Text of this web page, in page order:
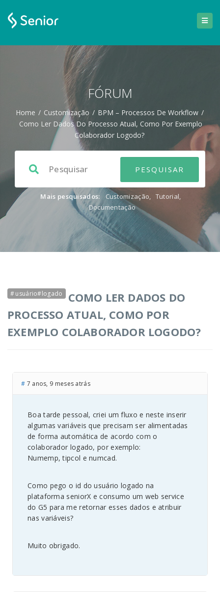
FÓRUM
Home / Customização / BPM – Processos De Workflow /
Como Ler Dados Do Processo Atual, Como Por Exemplo
Colaborador Logodo?
Mais pesquisados: Customização, Tutorial,
Documentação
usuário#logado
COMO LER DADOS DO
PROCESSO ATUAL, COMO POR
EXEMPLO COLABORADOR LOGODO?
# 7 anos, 9 meses atrás
Boa tarde pessoal, criei um fluxo e neste inserir
algumas variáveis que precisam ser alimentadas
de forma automática de acordo com o
colaborador logado, por exemplo:
Numemp, tipcol e numcad.
Como pego o id do usuário logado na
plataforma seniorX e consumo um web service
do G5 para me retornar esses dados e atribuir
nas variáveis?
Muito obrigado.